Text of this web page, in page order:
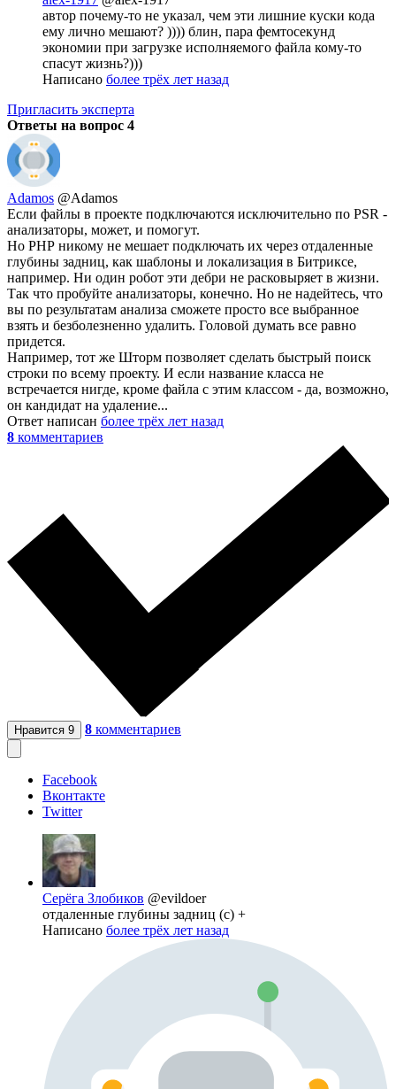
автор почему-то не указал, чем эти лишние куски кода
ему лично мешают? )))) блин, пара фемтосекунд
экономии при загрузке исполняемого файла кому-то
спасут жизнь?)))
Написано более трёх лет назад
Пригласить эксперта
Ответы на вопрос 4
Adamos @Adamos
Если файлы в проекте подключаются исключительно по PSR -
анализаторы, может, и помогут.
Но РНР никому не мешает подключать их через отдаленные
глубины задниц, как шаблоны и локализация в Битриксе,
например. Ни один робот эти дебри не расковыряет в жизни.
Так что пробуйте анализаторы, конечно. Но не надейтесь, что
вы по результатам анализа сможете просто все выбранное
взять и безболезненно удалить. Головой думать все равно
придется.
Например, тот же Шторм позволяет сделать быстрый поиск
строки по всему проекту. И если название класса не
встречается нигде, кроме файла с этим классом - да, возможно,
он кандидат на удаление...
Ответ написан более трёх лет назад
8 комментариев
Нравится 9 8 комментариев
Facebook
Вконтакте
Twitter
Серёга Злобиков @evildoer
отдаленные глубины задниц (с) +
Написано более трёх лет назад